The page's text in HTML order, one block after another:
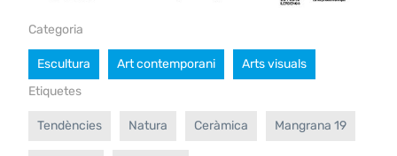
Categoria
Escultura Art contemporani
Arts visuals
Etiquetes
Tendències Natura Ceràmica Mangrana 19